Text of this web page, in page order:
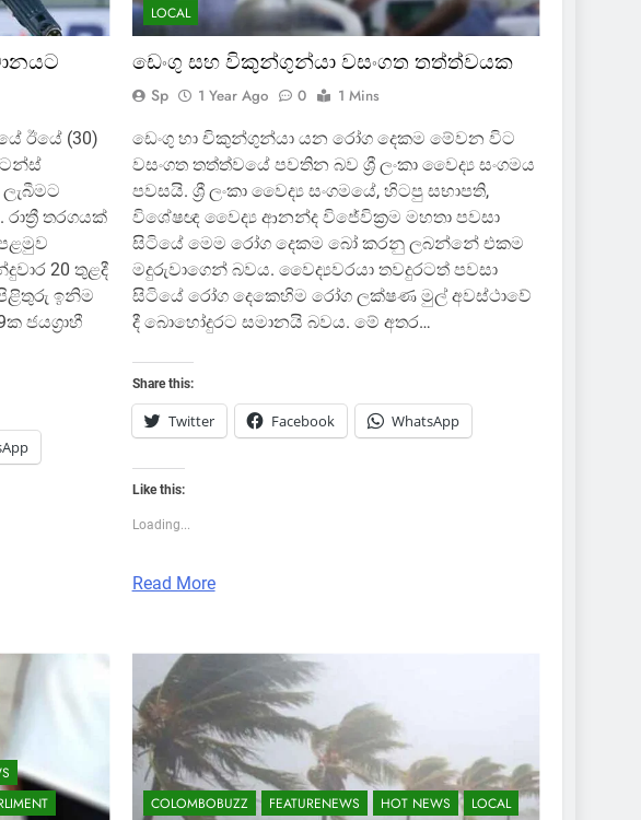
ඊයේ (30)
තරගයක්
20 තුළදී
ඉනිම
ජයග්‍රාහී
LOCAL
ඩෙංගු සහ විකුන්ගුන්යා වසංගත තත්ත්වයක
Sp 1 Year Ago 0 1 Mins
ඩෙංගු හා චිකුන්ගුන්යා යන රෝග දෙකම මේවන විට
වසංගත තත්ත්වයේ පවතින බව ශ්‍රී ලංකා වෛද්‍ය සංගමය
පවසයි. ශ්‍රී ලංකා වෛද්‍ය සංගමයේ, හිටපු සභාපති,
විශේෂඥ වෛද්‍ය ආනන්ද විජේවික්‍රම මහතා පවසා
සිටියේ මෙම රෝග දෙකම බෝ කරනු ලබන්නේ එකම
මදුරුවාගෙන් බවය. වෛද්‍යවරයා තවදුරටත් පවසා
සිටියේ රෝග දෙකෙහිම රෝග ලක්ෂණ මුල් අවස්ථාවේ
දී බොහෝදුරට සමානයි බවය. මේ අතර…
Share this:
Twitter Facebook WhatsApp
Like this:
Loading...
Read More
COLOMBOBUZZ FEATURENEWS HOT NEWS
LOCAL